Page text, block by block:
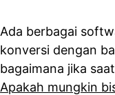
Ada berbagai
konversi dengan
bagaimana jika
Apakah mungkin